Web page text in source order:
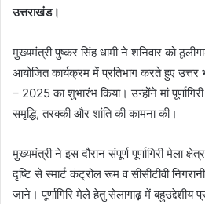
उत्तराखंड।
मुख्यमंत्री पुष्कर सिंह धामी ने शनिवार को
आयोजित कार्यक्रम में प्रतिभाग करते हुए उत्तर
– 2025 का शुभारंभ किया। उन्होंने मां
समृद्धि, तरक्की और शांति की कामना की।
मुख्यमंत्री ने इस दौरान संपूर्ण पूर्णागिरी मेला
दृष्टि से स्मार्ट कंट्रोल रूम व सीसीटीवी
जाने। पूर्णागिरि मेले हेतु सेलागाढ़ में